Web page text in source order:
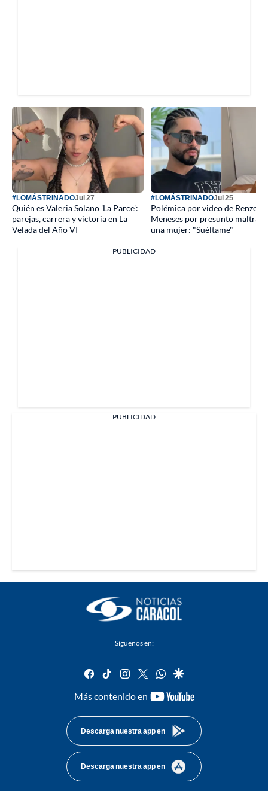
#LOMÁSTRINADOJul 27
Quién es Valeria Solano 'La Parce':
parejas, carrera y victoria en La
Velada del Año VI
#LOMÁSTRINADOJul 25
Polémica por video de Renzo
Meneses por presunto
una mujer: "Suéltame"
PUBLICIDAD
PUBLICIDAD
Síguenos en:
facebook
tiktok instagram
twitterwhatsapp
google
Más contenido en
youtube-
Descarga nuestra app en
Descarga nuestra app en